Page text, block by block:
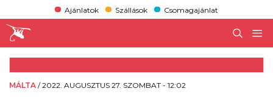
Ajánlatok Szállások Csomagajánlat
MÁLTA /2022. AUGUSZTUS 27. SZOMBAT - 12:02